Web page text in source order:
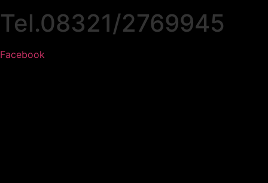
Tel.08321/2769945
Facebook